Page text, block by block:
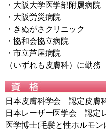
・大阪大学医学部附属病院
・大阪労災病院
・きぬがさクリニック
・協和会協立病院
・市立芦屋病院
（いずれも皮膚科）に勤務
日本皮膚科学会 認定皮膚
日本レーザー医学会 認定
医学博士(毛髪と性ホルモン